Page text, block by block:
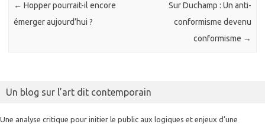
← Hopper pourrait-il encore
émerger aujourd’hui ?
Sur Duchamp : Un anti-
conformisme devenu
conformisme →
Un blog sur l’art dit contemporain
Une analyse critique pour initier le public aux logiques et enjeux d’une